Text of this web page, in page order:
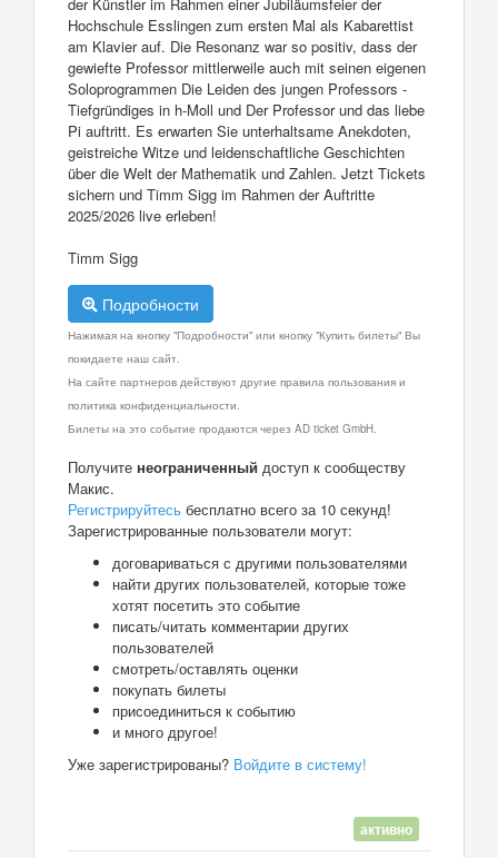
Hochschule Esslingen zum ersten Mal als Kabarettist
am Klavier auf. Die Resonanz war so positiv, dass der
gewiefte Professor mittlerweile auch mit seinen eigenen
Soloprogrammen Die Leiden des jungen Professors -
Tiefgründiges in h-Moll und Der Professor und das liebe
Pi auftritt. Es erwarten Sie unterhaltsame Anekdoten,
geistreiche Witze und leidenschaftliche Geschichten
über die Welt der Mathematik und Zahlen. Jetzt Tickets
sichern und Timm Sigg im Rahmen der Auftritte
2025/2026 live erleben!
Timm Sigg
Подробности
Нажимая на кнопку "Подробности" или кнопку "Купить билеты" Вы
покидаете наш сайт.
На сайте партнеров действуют другие правила пользования и
политика конфиденциальности.
Билеты на это событие продаются через AD ticket GmbH.
Получите неограниченный доступ к сообществу
Макис.
Регистрируйтесь бесплатно всего за 10 секунд!
Зарегистрированные пользователи могут:
договариваться с другими пользователями
найти других пользователей, которые тоже
хотят посетить это событие
писать/читать комментарии других
пользователей
смотреть/оставлять оценки
покупать билеты
присоединиться к событию
и много другое!
Уже зарегистрированы? Войдите в систему!
активно